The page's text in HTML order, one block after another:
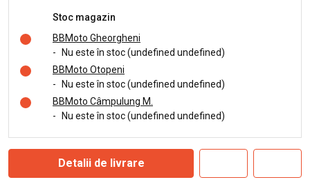
Stoc magazin
BBMoto Gheorgheni
-
Nu este în stoc (undefined undefined)
BBMoto Otopeni
-
Nu este în stoc (undefined undefined)
BBMoto Câmpulung M.
-
Nu este în stoc (undefined undefined)
Detalii de livrare